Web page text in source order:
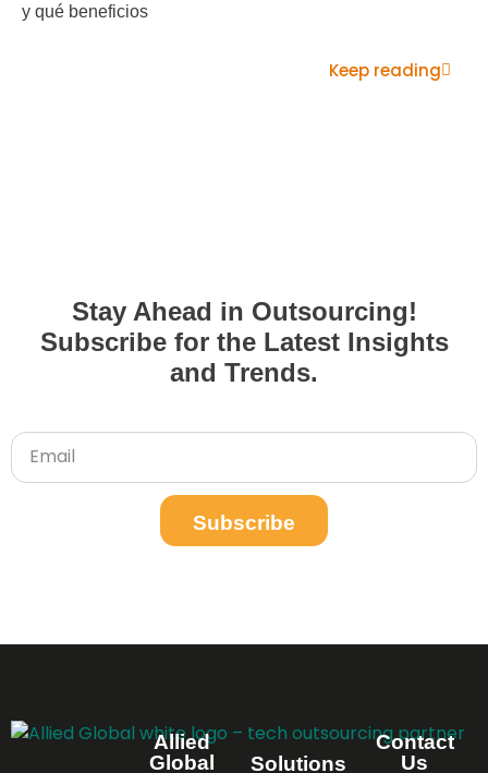
y qué beneficios
Keep reading
Stay Ahead in Outsourcing!
Subscribe for the Latest Insights
and Trends.
Subscribe
Allied
Global
Solutions
Contact
Us